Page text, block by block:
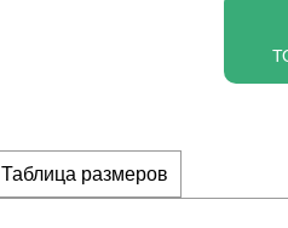
Таблица размеров